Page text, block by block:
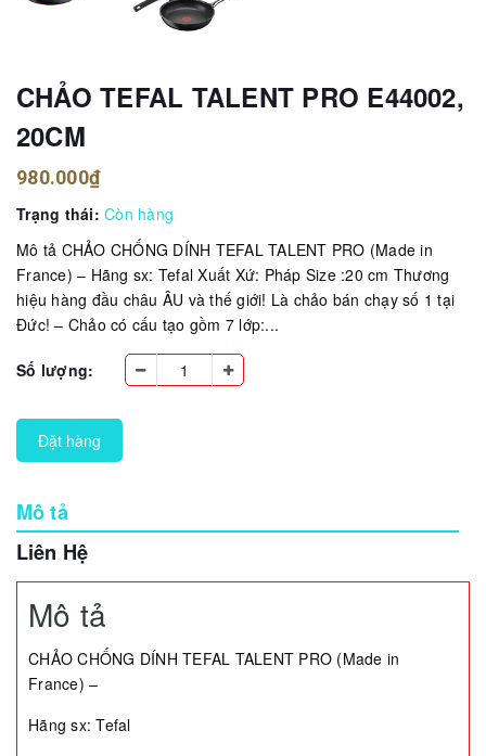
CHẢO TEFAL TALENT PRO E44002,
20CM
980.000₫
Trạng thái: Còn hàng
Mô tả CHẢO CHỐNG DÍNH TEFAL TALENT PRO (Made in
France) – Hãng sx: Tefal Xuất Xứ: Pháp Size :20 cm Thương
hiệu hàng đầu châu ÂU và thế giới! Là chảo bán chạy số 1 tại
Đức! – Chảo có cấu tạo gồm 7 lớp:...
Số lượng:
Đặt hàng
Mô tả
Liên Hệ
Mô tả
CHẢO CHỐNG DÍNH TEFAL TALENT PRO (Made in
France) –
Hãng sx: Tefal